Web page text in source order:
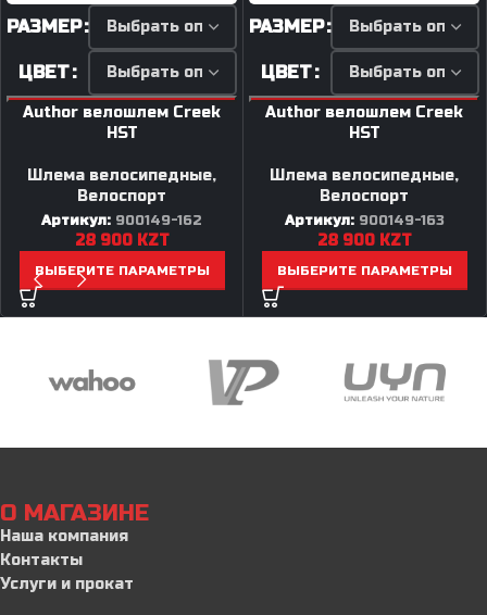
РАЗМЕР
ЦВЕТ
Author велошлем Creek
HST
Шлема велосипедные,
Велоспорт
Артикул: 900149-162
28 900 KZT
ВЫБЕРИТЕ ПАРАМЕТРЫ
РАЗМЕР
ЦВЕТ
Author велошлем Creek
HST
Шлема велосипедные,
Велоспорт
Артикул: 900149-163
28 900 KZT
ВЫБЕРИТЕ ПАРАМЕТРЫ
О МАГАЗИНЕ
Наша компания
Контакты
Услуги и прокат